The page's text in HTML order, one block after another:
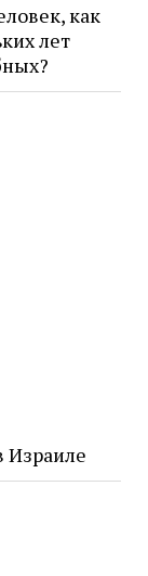
как
лет
Израиле